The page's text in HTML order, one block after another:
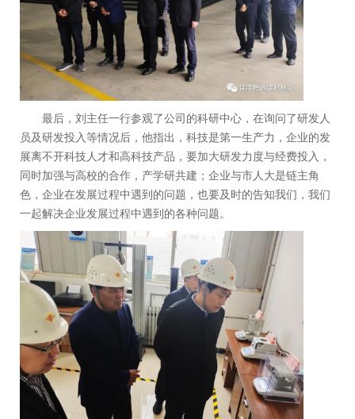
最后，刘主任一行参观了公司的科研中心，在询问了研发人
员及研发投入等情况后，他指出，科技是第一生产力，企业的发
展离不开科技人才和高科技产品，要加大研发力度与经费投入，
同时加强与高校的合作，产学研共建；企业与市人大是链主角
色，企业在发展过程中遇到的问题，也要及时的告知我们，我们
一起解决企业发展过程中遇到的各种问题。